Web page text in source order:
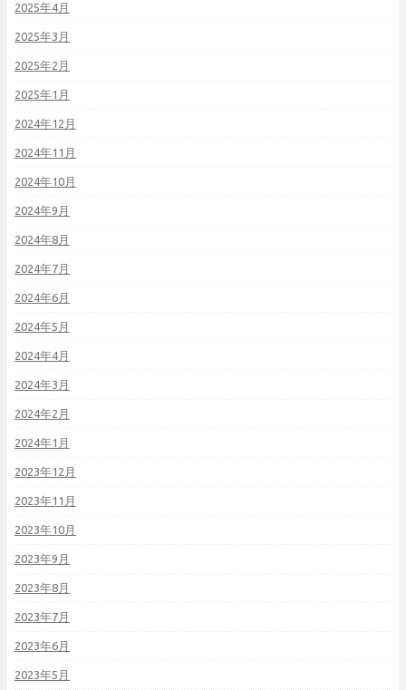
2025年4月
2025年3月
2025年2月
2025年1月
2024年12月
2024年11月
2024年10月
2024年9月
2024年8月
2024年7月
2024年6月
2024年5月
2024年4月
2024年3月
2024年2月
2024年1月
2023年12月
2023年11月
2023年10月
2023年9月
2023年8月
2023年7月
2023年6月
2023年5月